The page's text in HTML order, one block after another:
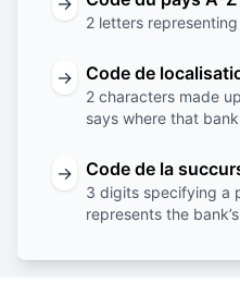
2 letters
→ Code de
2 characters made
says where that
→ Code de la
3 digits specifying a
represents the